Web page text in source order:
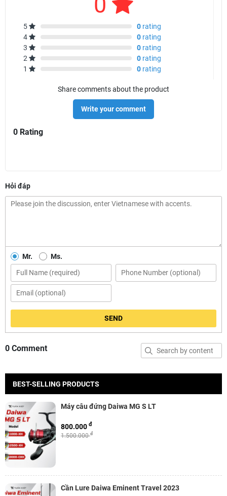
5 0 rating
4
0 rating
3
0 rating
2
0 rating
1
0 rating
Share comments about the product
Write your comment
0 Rating
Hỏi đáp
Mr. Ms.
SEND
0 Comment
BEST-SELLING PRODUCTS
Máy câu đứng Daiwa MG S LT
1.500.000đ
800.000 đ
Cần Lure Daiwa Eminent Travel 2023